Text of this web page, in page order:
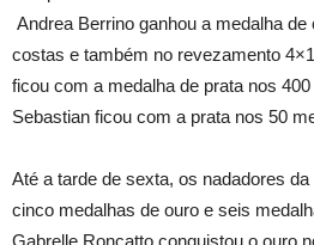
Andrea Berrino ganhou a medalha
costas e também no revezamento
ficou com a medalha de prata nos
Sebastian ficou com a prata nos 50
Até a tarde de sexta, os nadadores
cinco medalhas de ouro e seis
Gabrelle Roncatto conquistou o ouro